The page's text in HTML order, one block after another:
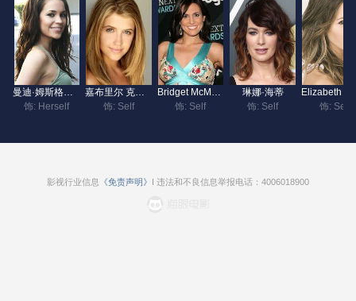
饰: Herself
饰: Self
饰: Self
琳娜·海蒂
饰: Self
饰: Self
影视行业信息 《免责声明》 I 违法和不良信息举报电话：4006018900